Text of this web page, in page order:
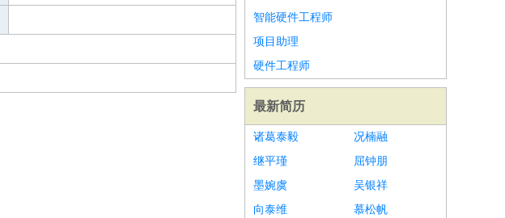
智能硬件工程师
项目助理
硬件工程师
最新简历
诸葛泰毅
况楠融
继平瑾
屈钟朋
墨婉虞
吴银祥
向泰维
慕松帆